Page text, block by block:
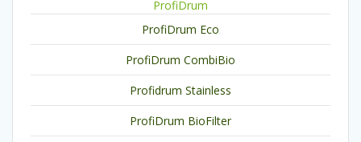
ProfiDrum
ProfiDrum Eco
ProfiDrum CombiBio
Profidrum Stainless
ProfiDrum BioFilter